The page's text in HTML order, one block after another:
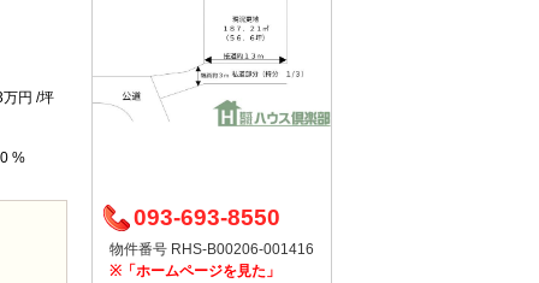
万円 /坪
%
093-693-8550
物件番号 RHS-B00206-001416
※「ホームページを見た」